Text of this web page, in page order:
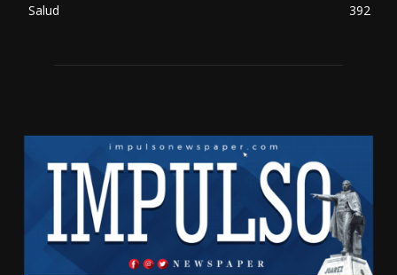
Salud
392